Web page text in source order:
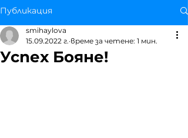
Публикация
Успех Бояне!
smihaylova
15.09.2022 г. време за четене: 1 мин.